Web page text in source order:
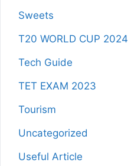
Sweets
T20 WORLD CUP 2024
Tech Guide
TET EXAM 2023
Tourism
Uncategorized
Useful Article